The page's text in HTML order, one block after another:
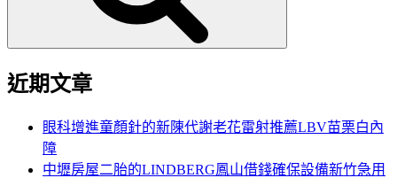
近期文章
眼科增進童顏針的新陳代謝老花雷射推薦LBV苗栗白內
障
中壢房屋二胎的LINDBERG鳳山借錢確保設備新竹急用